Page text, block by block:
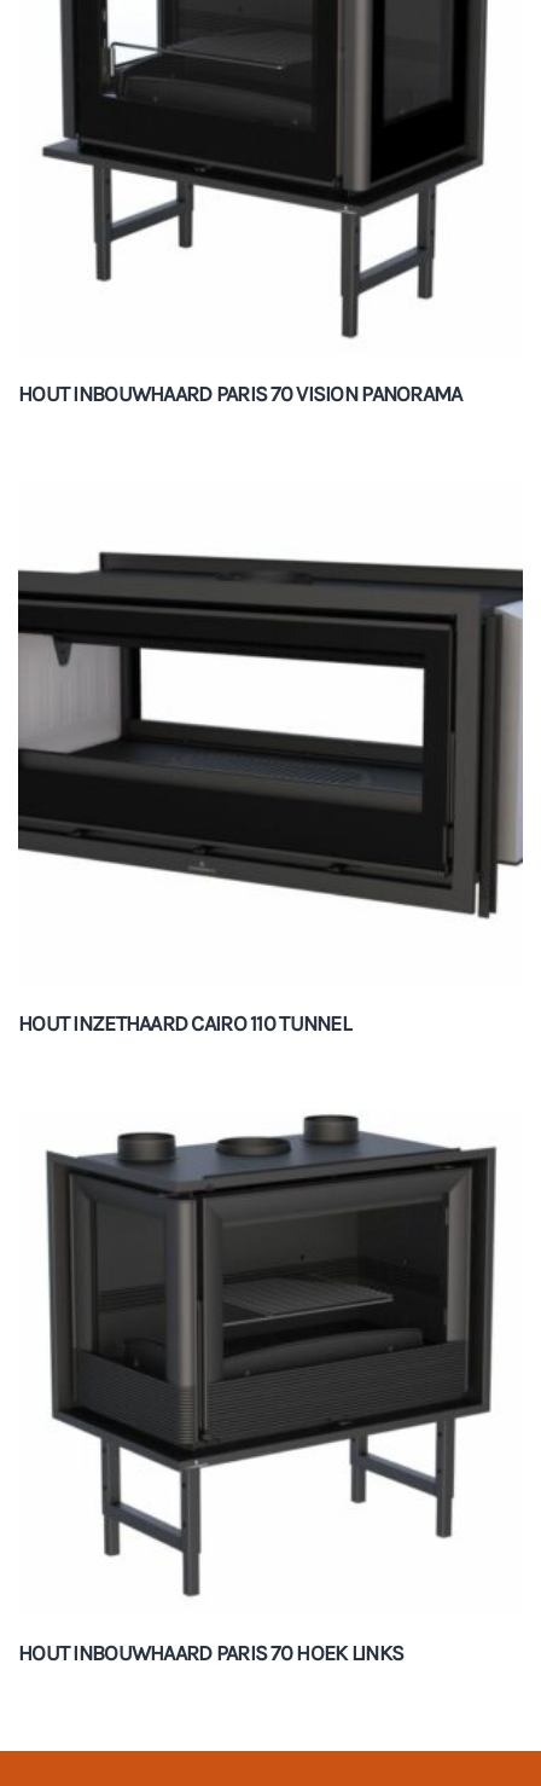
HOUT INBOUWHAARD PARIS 70 VISION PANORAMA
HOUT INZETHAARD CAIRO 110 TUNNEL
HOUT INBOUWHAARD PARIS 70 HOEK LINKS